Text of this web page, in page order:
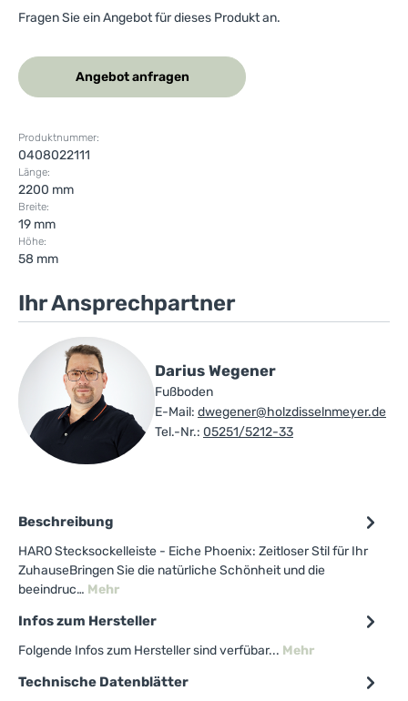
Fragen Sie ein Angebot für dieses Produkt an.
Angebot anfragen
Produktnummer:
0408022111
Länge:
2200 mm
Breite:
19 mm
Höhe:
58 mm
Ihr Ansprechpartner
Darius Wegener
Fußboden
E-Mail: dwegener@holzdisselnmeyer.de
Tel.-Nr.: 05251/5212-33
Beschreibung
HARO Stecksockelleiste - Eiche Phoenix: Zeitloser Stil für Ihr
ZuhauseBringen Sie die natürliche Schönheit und die
beeindruc… Mehr
Infos zum Hersteller
Folgende Infos zum Hersteller sind verfübar... Mehr
Technische Datenblätter